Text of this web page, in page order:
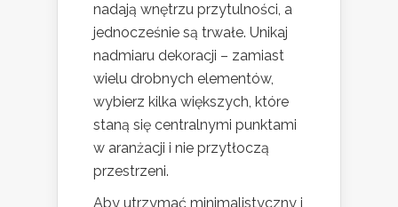
nadają wnętrzu przytulności, a
jednocześnie są trwałe. Unikaj
nadmiaru dekoracji – zamiast
wielu drobnych elementów,
wybierz kilka większych, które
staną się centralnymi punktami
w aranżacji i nie przytłoczą
przestrzeni.
Aby utrzymać minimalistyczny i